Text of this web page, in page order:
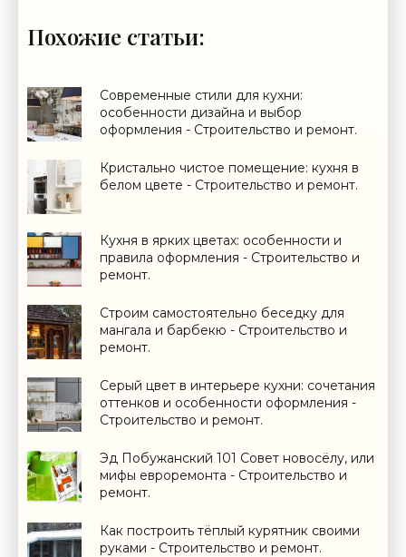
Похожие статьи:
Современные стили для кухни:
особенности дизайна и выбор
оформления - Строительство и ремонт.
Кристально чистое помещение: кухня в
белом цвете - Строительство и ремонт.
Кухня в ярких цветах: особенности и
правила оформления - Строительство и
ремонт.
Строим самостоятельно беседку для
мангала и барбекю - Строительство и
ремонт.
Серый цвет в интерьере кухни: сочетания
оттенков и особенности оформления -
Строительство и ремонт.
Эд Побужанский 101 Совет новосёлу, или
мифы евроремонта - Строительство и
ремонт.
Как построить тёплый курятник своими
руками - Строительство и ремонт.